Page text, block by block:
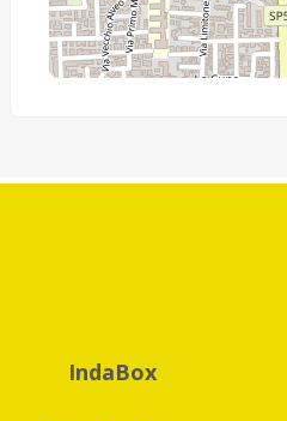
IndaBox